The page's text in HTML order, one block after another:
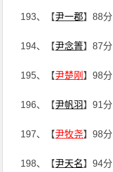
193、【尹一郡】88分
194、【尹念箐】87分
195、【尹楚刚 】98分
196、【尹帆羽 】91分
197、【尹牧尧】98分
198、【尹天名 】94分